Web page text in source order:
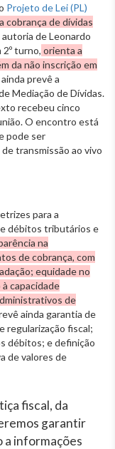
Projeto de Lei (PL)
cobrança de dívidas
autoria de Leonardo
turno, orienta a
da não inscrição em
prevê a
Mediação de Dívidas.
recebeu cinco
O encontro está
pode ser
transmissão ao vivo
para a
débitos tributários e
na
de cobrança, com
equidade no
capacidade
de
ainda garantia de
regularização fiscal;
débitos; e definição
de valores de
fiscal, da
garantir
a informações